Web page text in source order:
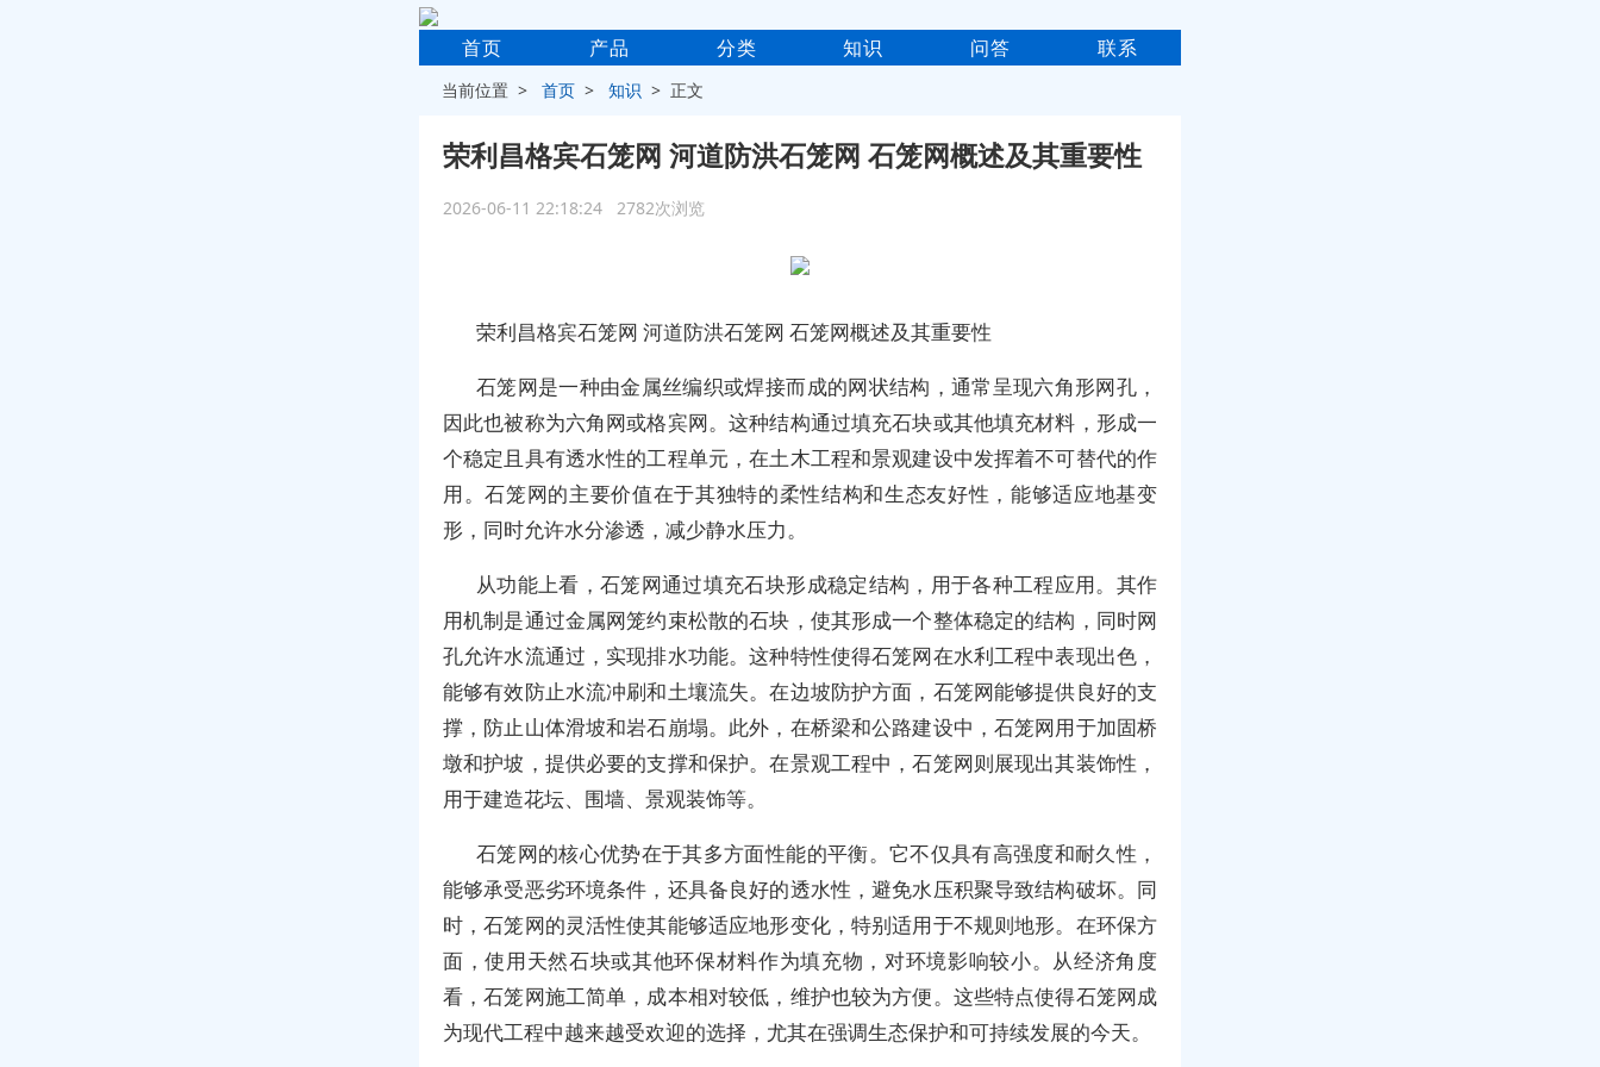
首页 产品 分类 知识 问答 联系
当前位置 >首页 >知识 > 正文
荣利昌格宾石笼网 河道防洪石笼网 石笼网概述及其重要性
2026-06-11 22:18:24 2782次浏览
荣利昌格宾石笼网 河道防洪石笼网 石笼网概述及其重要性
石笼网是一种由金属丝编织或焊接而成的网状结构，通常呈现六角形网孔，
因此也被称为六角网或格宾网。这种结构通过填充石块或其他填充材料，形成一
个稳定且具有透水性的工程单元，在土木工程和景观建设中发挥着不可替代的作
用。石笼网的主要价值在于其独特的柔性结构和生态友好性，能够适应地基变
形，同时允许水分渗透，减少静水压力。
从功能上看，石笼网通过填充石块形成稳定结构，用于各种工程应用。其作
用机制是通过金属网笼约束松散的石块，使其形成一个整体稳定的结构，同时网
孔允许水流通过，实现排水功能。这种特性使得石笼网在水利工程中表现出色，
能够有效防止水流冲刷和土壤流失。在边坡防护方面，石笼网能够提供良好的支
撑，防止山体滑坡和岩石崩塌。此外，在桥梁和公路建设中，石笼网用于加固桥
墩和护坡，提供必要的支撑和保护。在景观工程中，石笼网则展现出其装饰性，
用于建造花坛、围墙、景观装饰等。
石笼网的核心优势在于其多方面性能的平衡。它不仅具有高强度和耐久性，
能够承受恶劣环境条件，还具备良好的透水性，避免水压积聚导致结构破坏。同
时，石笼网的灵活性使其能够适应地形变化，特别适用于不规则地形。在环保方
面，使用天然石块或其他环保材料作为填充物，对环境影响较小。从经济角度
看，石笼网施工简单，成本相对较低，维护也较为方便。这些特点使得石笼网成
为现代工程中越来越受欢迎的选择，尤其在强调生态保护和可持续发展的今天。